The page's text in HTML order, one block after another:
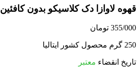
قهوه لاوازا دک کلاسیکو بدون کافئین 250 گرم
355/000 تومان
250 گرم محصول کشور ایتالیا
تاریخ انقضاء معتبر